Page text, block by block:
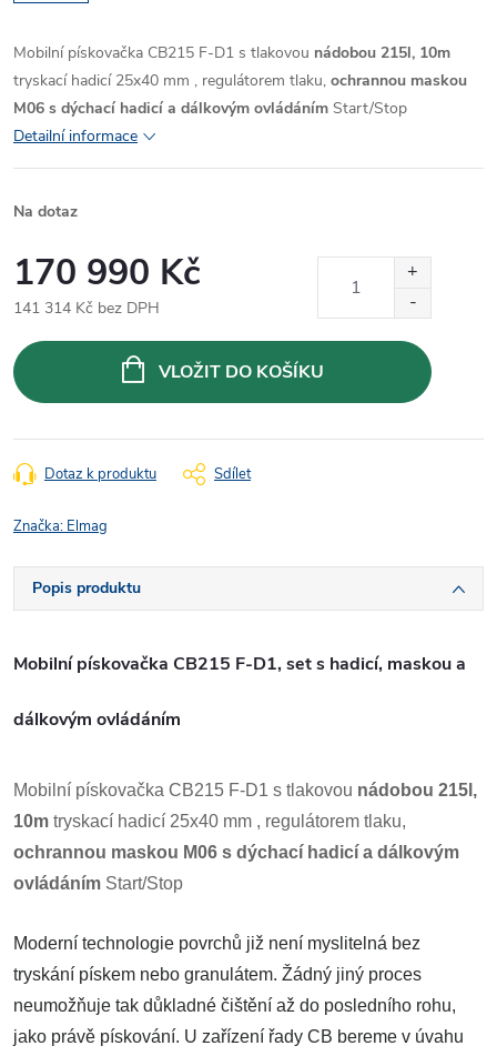
Mobilní pískovačka CB215 F-D1 s tlakovou nádobou 215l, 10m
tryskací hadicí 25x40 mm , regulátorem tlaku, ochrannou maskou
M06 s dýchací hadicí a dálkovým ovládáním Start/Stop
Detailní informace
Na dotaz
170 990 Kč
141 314 Kč bez DPH
cena:
VLOŽIT DO KOŠÍKU
Dotaz k produktu Sdílet
Značka: Elmag
Popis produktu
Mobilní pískovačka CB215 F-D1, set s hadicí, maskou a
dálkovým ovládáním
Mobilní pískovačka CB215 F-D1 s tlakovou nádobou 215l,
10m tryskací hadicí 25x40 mm , regulátorem tlaku,
ochrannou maskou M06 s dýchací hadicí a dálkovým
ovládáním Start/Stop
Moderní technologie povrchů již není myslitelná bez
tryskání pískem nebo granulátem. Žádný jiný proces
neumožňuje tak důkladné čištění až do posledního rohu,
jako právě pískování. U zařízení řady CB bereme v úvahu